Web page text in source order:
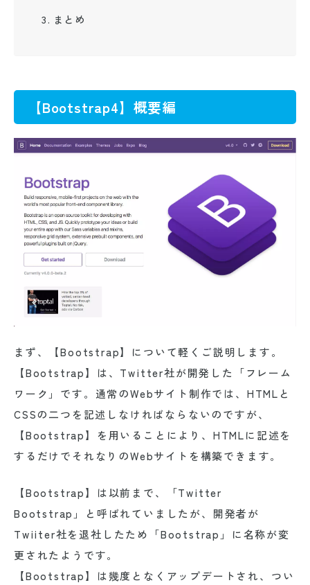
まとめ
【Bootstrap4】概要編
まず、【Bootstrap】について軽くご説明します。
【Bootstrap】は、Twitter社が開発した「フレーム
ワーク」です。通常のWebサイト制作では、HTMLと
CSSの二つを記述しなければならないのですが、
【Bootstrap】を用いることにより、HTMLに記述を
するだけでそれなりのWebサイトを構築できます。
【Bootstrap】は以前まで、「Twitter
Bootstrap」と呼ばれていましたが、開発者が
Twiiter社を退社したため「Bootstrap」に名称が変
更されたようです。
【Bootstrap】は幾度となくアップデートされ、つい